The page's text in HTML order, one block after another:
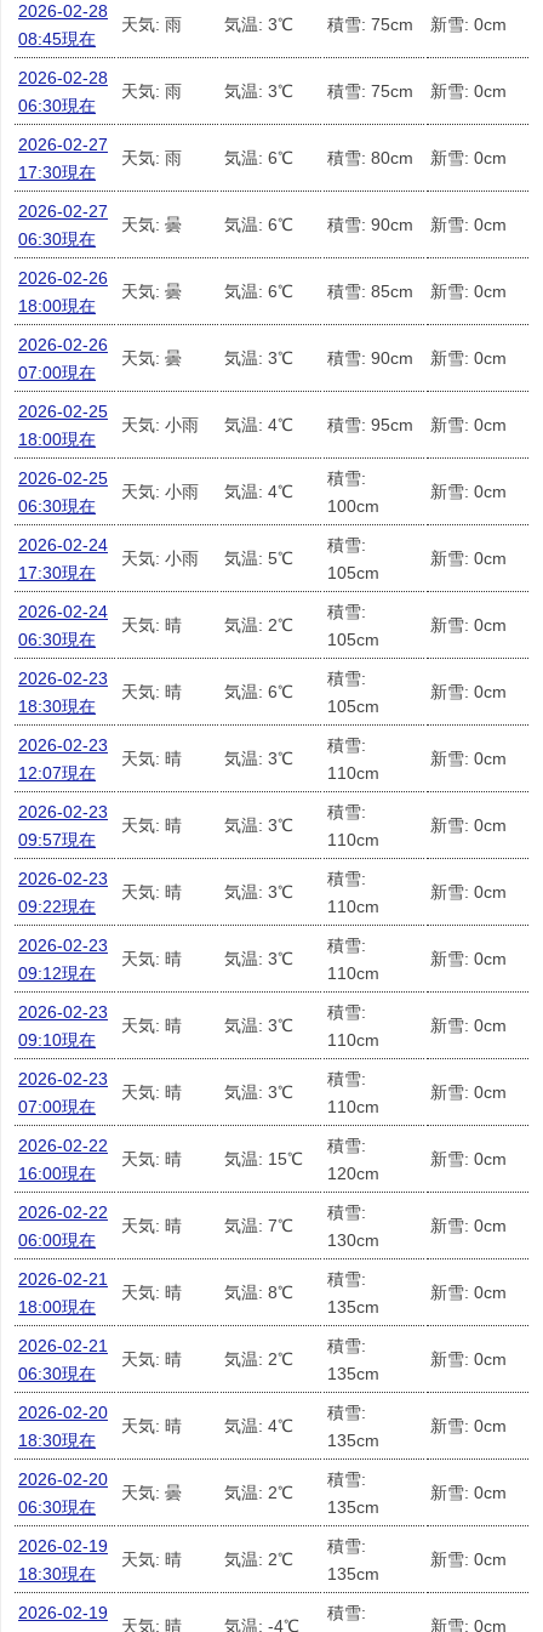
2026-02-28
08:45現在
天気: 雨 気温: 3℃ 積雪: 75cm 新雪: 0cm
2026-02-28
06:30現在
天気: 雨 気温: 3℃ 積雪: 75cm 新雪: 0cm
2026-02-27
17:30現在
天気: 雨 気温: 6℃ 積雪: 80cm 新雪: 0cm
2026-02-27
06:30現在
天気: 曇 気温: 6℃ 積雪: 90cm 新雪: 0cm
2026-02-26
18:00現在
天気: 曇 気温: 6℃ 積雪: 85cm 新雪: 0cm
2026-02-26
07:00現在
天気: 曇 気温: 3℃ 積雪: 90cm 新雪: 0cm
2026-02-25
18:00現在
天気: 小雨 気温: 4℃ 積雪: 95cm 新雪: 0cm
2026-02-25
06:30現在
天気: 小雨 気温: 4℃
積雪:
100cm
新雪: 0cm
2026-02-24
17:30現在
天気: 小雨 気温: 5℃
積雪:
105cm
新雪: 0cm
2026-02-24
06:30現在
天気: 晴 気温: 2℃
積雪:
105cm
新雪: 0cm
2026-02-23
18:30現在
天気: 晴 気温: 6℃
積雪:
105cm
新雪: 0cm
2026-02-23
12:07現在
天気: 晴 気温: 3℃
積雪:
110cm
新雪: 0cm
2026-02-23
09:57現在
天気: 晴 気温: 3℃
積雪:
110cm
新雪: 0cm
2026-02-23
09:22現在
天気: 晴 気温: 3℃
積雪:
110cm
新雪: 0cm
2026-02-23
09:12現在
天気: 晴 気温: 3℃
積雪:
110cm
新雪: 0cm
2026-02-23
09:10現在
天気: 晴 気温: 3℃
積雪:
110cm
新雪: 0cm
2026-02-23
07:00現在
天気: 晴 気温: 3℃
積雪:
110cm
新雪: 0cm
2026-02-22
16:00現在
天気: 晴 気温: 15℃
積雪:
120cm
新雪: 0cm
2026-02-22
06:00現在
天気: 晴 気温: 7℃
積雪:
130cm
新雪: 0cm
2026-02-21
18:00現在
天気: 晴 気温: 8℃
積雪:
135cm
新雪: 0cm
2026-02-21
06:30現在
天気: 晴 気温: 2℃
積雪:
135cm
新雪: 0cm
2026-02-20
18:30現在
天気: 晴 気温: 4℃
積雪:
135cm
新雪: 0cm
2026-02-20
06:30現在
天気: 曇 気温: 2℃
積雪:
135cm
新雪: 0cm
2026-02-19
18:30現在
天気: 晴 気温: 2℃
積雪:
135cm
新雪: 0cm
2026-02-19
天気: 晴 気温: -4℃
積雪:
新雪: 0cm